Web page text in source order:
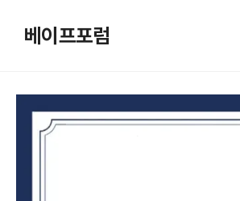
베이프포럼